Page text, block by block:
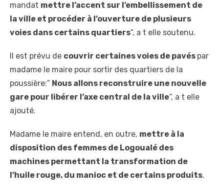
mandat mettre l’accent sur l’embellissement de
la ville et procéder à l’ouverture de plusieurs
voies dans certains quartiers“, a t elle soutenu.
Il est prévu de couvrir certaines voies de pavés par
madame le maire pour sortir des quartiers de la
poussière:” Nous allons reconstruire une nouvelle
gare pour libérer l’axe central de la ville“, a t elle
ajouté.
Madame le maire entend, en outre, mettre à la
disposition des femmes de Logoualé des
machines permettant la transformation de
l’huile rouge, du manioc et de certains produits.